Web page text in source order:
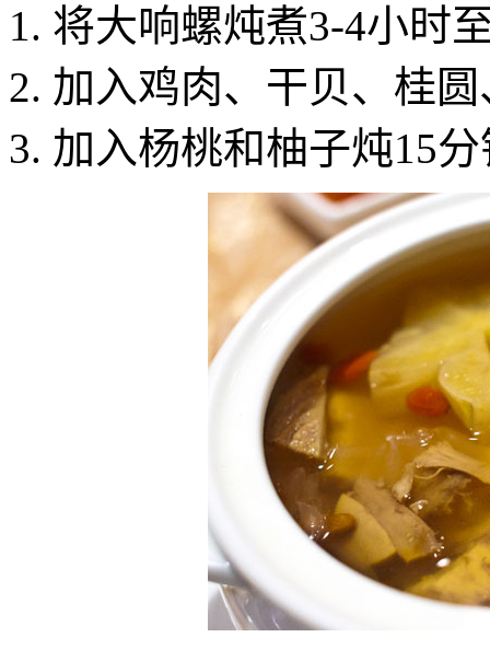
将大响螺炖煮3-4小时
加入鸡肉、干贝、桂
加入杨桃和柚子炖15